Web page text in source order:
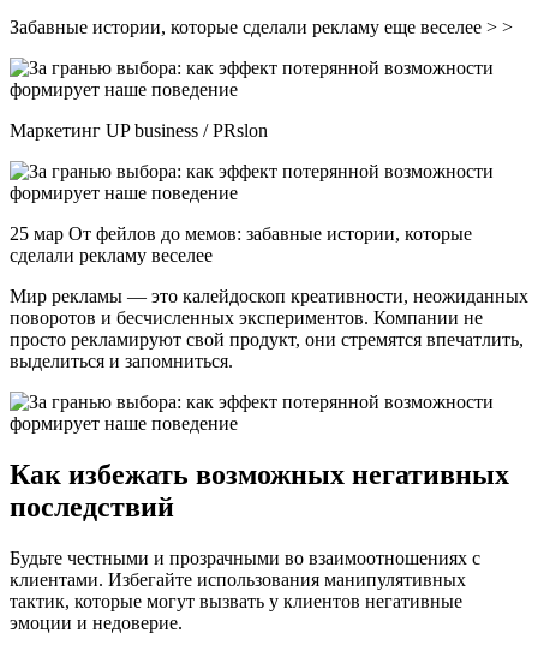
Забавные истории, которые сделали рекламу еще веселее > >
Маркетинг UP business / PRslon
25 мар От фейлов до мемов: забавные истории, которые
сделали рекламу веселее
Мир рекламы — это калейдоскоп креативности, неожиданных
поворотов и бесчисленных экспериментов. Компании не
просто рекламируют свой продукт, они стремятся впечатлить,
выделиться и запомниться.
Как избежать возможных негативных
последствий
Будьте честными и прозрачными во взаимоотношениях с
клиентами. Избегайте использования манипулятивных
тактик, которые могут вызвать у клиентов негативные
эмоции и недоверие.